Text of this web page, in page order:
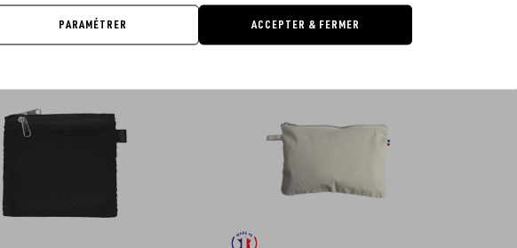
Ajouter
aux
aux
PARAMÉTRER ACCEPTER & FERMER